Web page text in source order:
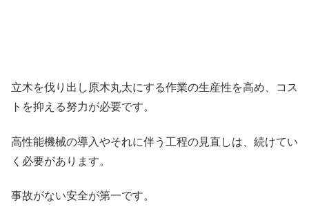
立木を伐り出し原木丸太にする作業の生産性を高め、コス
トを抑える努力が必要です。
高性能機械の導入やそれに伴う工程の見直しは、続けてい
く必要があります。
事故がない安全が第一です。